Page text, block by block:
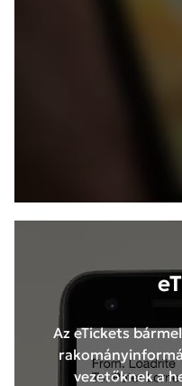
Az eTickets
vezetőknek a